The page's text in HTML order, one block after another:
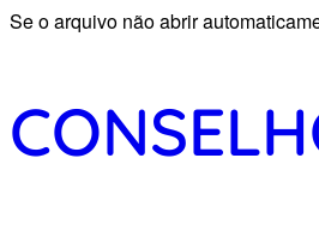
Se o arquivo não abrir